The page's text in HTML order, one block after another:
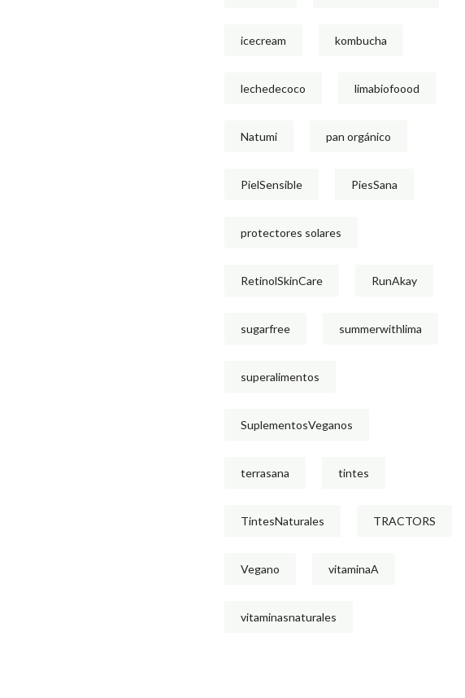
icecream kombucha
lechedecoco limabiofoood
Natumi pan orgánico
PielSensible PiesSana
protectores solares
RetinolSkinCare RunAkay
sugarfree summerwithlima
superalimentos
SuplementosVeganos
terrasana tintes
TintesNaturales TRACTORS
Vegano vitaminaA
vitaminasnaturales